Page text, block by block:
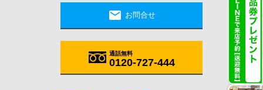
mail お問合せ
通話無料
0120-727-444